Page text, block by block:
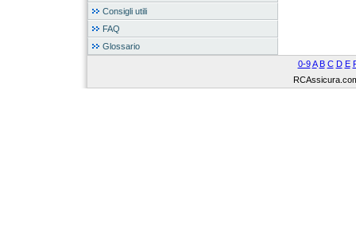
Consigli utili
FAQ
Glossario
0-9 A B C D E